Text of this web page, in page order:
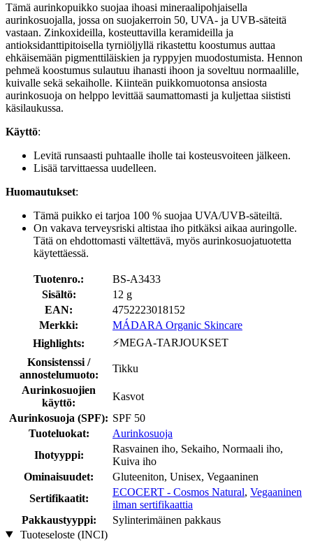
Tämä aurinkopuikko suojaa ihoasi mineraalipohjaisella
aurinkosuojalla, jossa on suojakerroin 50, UVA- ja UVB-säteitä
vastaan. Zinkoxideilla, kosteuttavilla keramideilla ja
antioksidanttipitoisella tyrniöljyllä rikastettu koostumus auttaa
ehkäisemään pigmenttiläiskien ja ryppyjen muodostumista. Hennon
pehmeä koostumus sulautuu ihanasti ihoon ja soveltuu normaalille,
kuivalle sekä sekaiholle. Kiinteän puikkomuotonsa ansiosta
aurinkosuoja on helppo levittää saumattomasti ja kuljettaa siististi
käsilaukussa.
Käyttö:
Levitä runsaasti puhtaalle iholle tai kosteusvoiteen jälkeen.
Lisää tarvittaessa uudelleen.
Huomautukset:
Tämä puikko ei tarjoa 100 % suojaa UVA/UVB-säteiltä.
On vakava terveysriski altistaa iho pitkäksi aikaa auringolle.
Tätä on ehdottomasti vältettävä, myös aurinkosuojatuotetta
käytettäessä.
Tuotenro.:
BS-A3433
Sisältö:
12 g
EAN:
4752223018152
Merkki:
MÁDARA Organic Skincare
Highlights:
⚡MEGA-TARJOUKSET
Konsistenssi /
annostelumuoto:
Tikku
Aurinkosuojien
käyttö:
Kasvot
Aurinkosuoja (SPF): SPF 50
Tuoteluokat:
Aurinkosuoja
Ihotyyppi:
Rasvainen iho, Sekaiho, Normaali iho,
Kuiva iho
Ominaisuudet:
Gluteeniton, Unisex, Vegaaninen
Sertifikaatit:
ECOCERT - Cosmos Natural, Vegaaninen
ilman sertifikaattia
Pakkaustyyppi:
Sylinterimäinen pakkaus
Tuoteseloste (INCI)